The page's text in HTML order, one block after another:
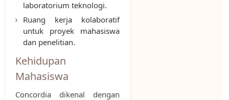
laboratorium teknologi.
Ruang kerja kolaboratif
untuk proyek mahasiswa
dan penelitian.
Kehidupan
Mahasiswa
Concordia dikenal dengan